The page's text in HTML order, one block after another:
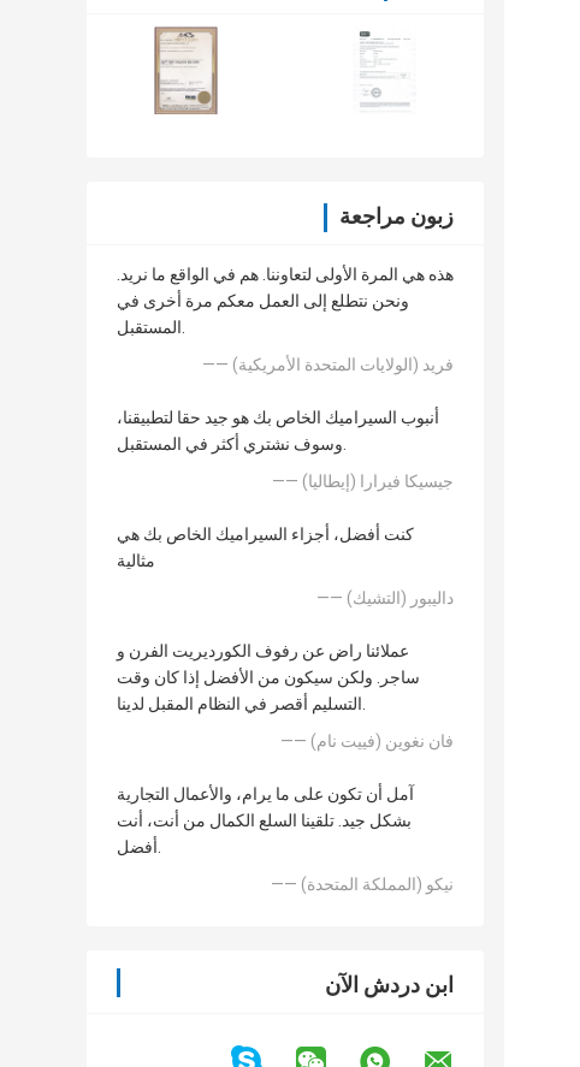
زبون مراجعة
هذه هي المرة الأولى لتعاوننا. هم في الواقع ما نريد.
ونحن نتطلع إلى العمل معكم مرة أخرى في
المستقبل.
—— فريد (الولايات المتحدة الأمريكية)
أنبوب السيراميك الخاص بك هو جيد حقا لتطبيقنا،
وسوف نشتري أكثر في المستقبل.
—— جيسيكا فيرارا (إيطاليا)
كنت أفضل، أجزاء السيراميك الخاص بك هي
مثالية
—— داليبور (التشيك)
عملائنا راض عن رفوف الكورديريت الفرن و
ساجر. ولكن سيكون من الأفضل إذا كان وقت
التسليم أقصر في النظام المقبل لدينا.
—— فان نغوين (فييت نام)
آمل أن تكون على ما يرام، والأعمال التجارية
بشكل جيد. تلقينا السلع الكمال من أنت، أنت
أفضل.
—— نيكو (المملكة المتحدة)
ابن دردش الآن